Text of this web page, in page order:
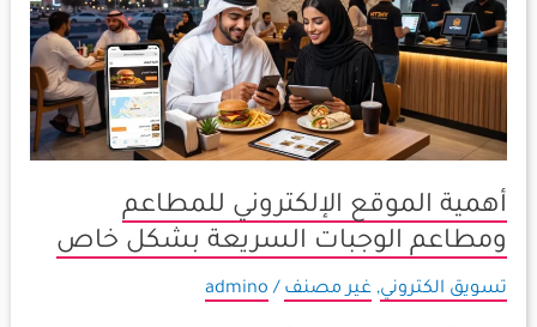
أهمية الموقع الإلكتروني للمطاعم
ومطاعم الوجبات السريعة بشكل خاص
تسويق الكتروني,غير مصنف /
admino
للمطاعم
ومطاعم
الوجبات
بشكل